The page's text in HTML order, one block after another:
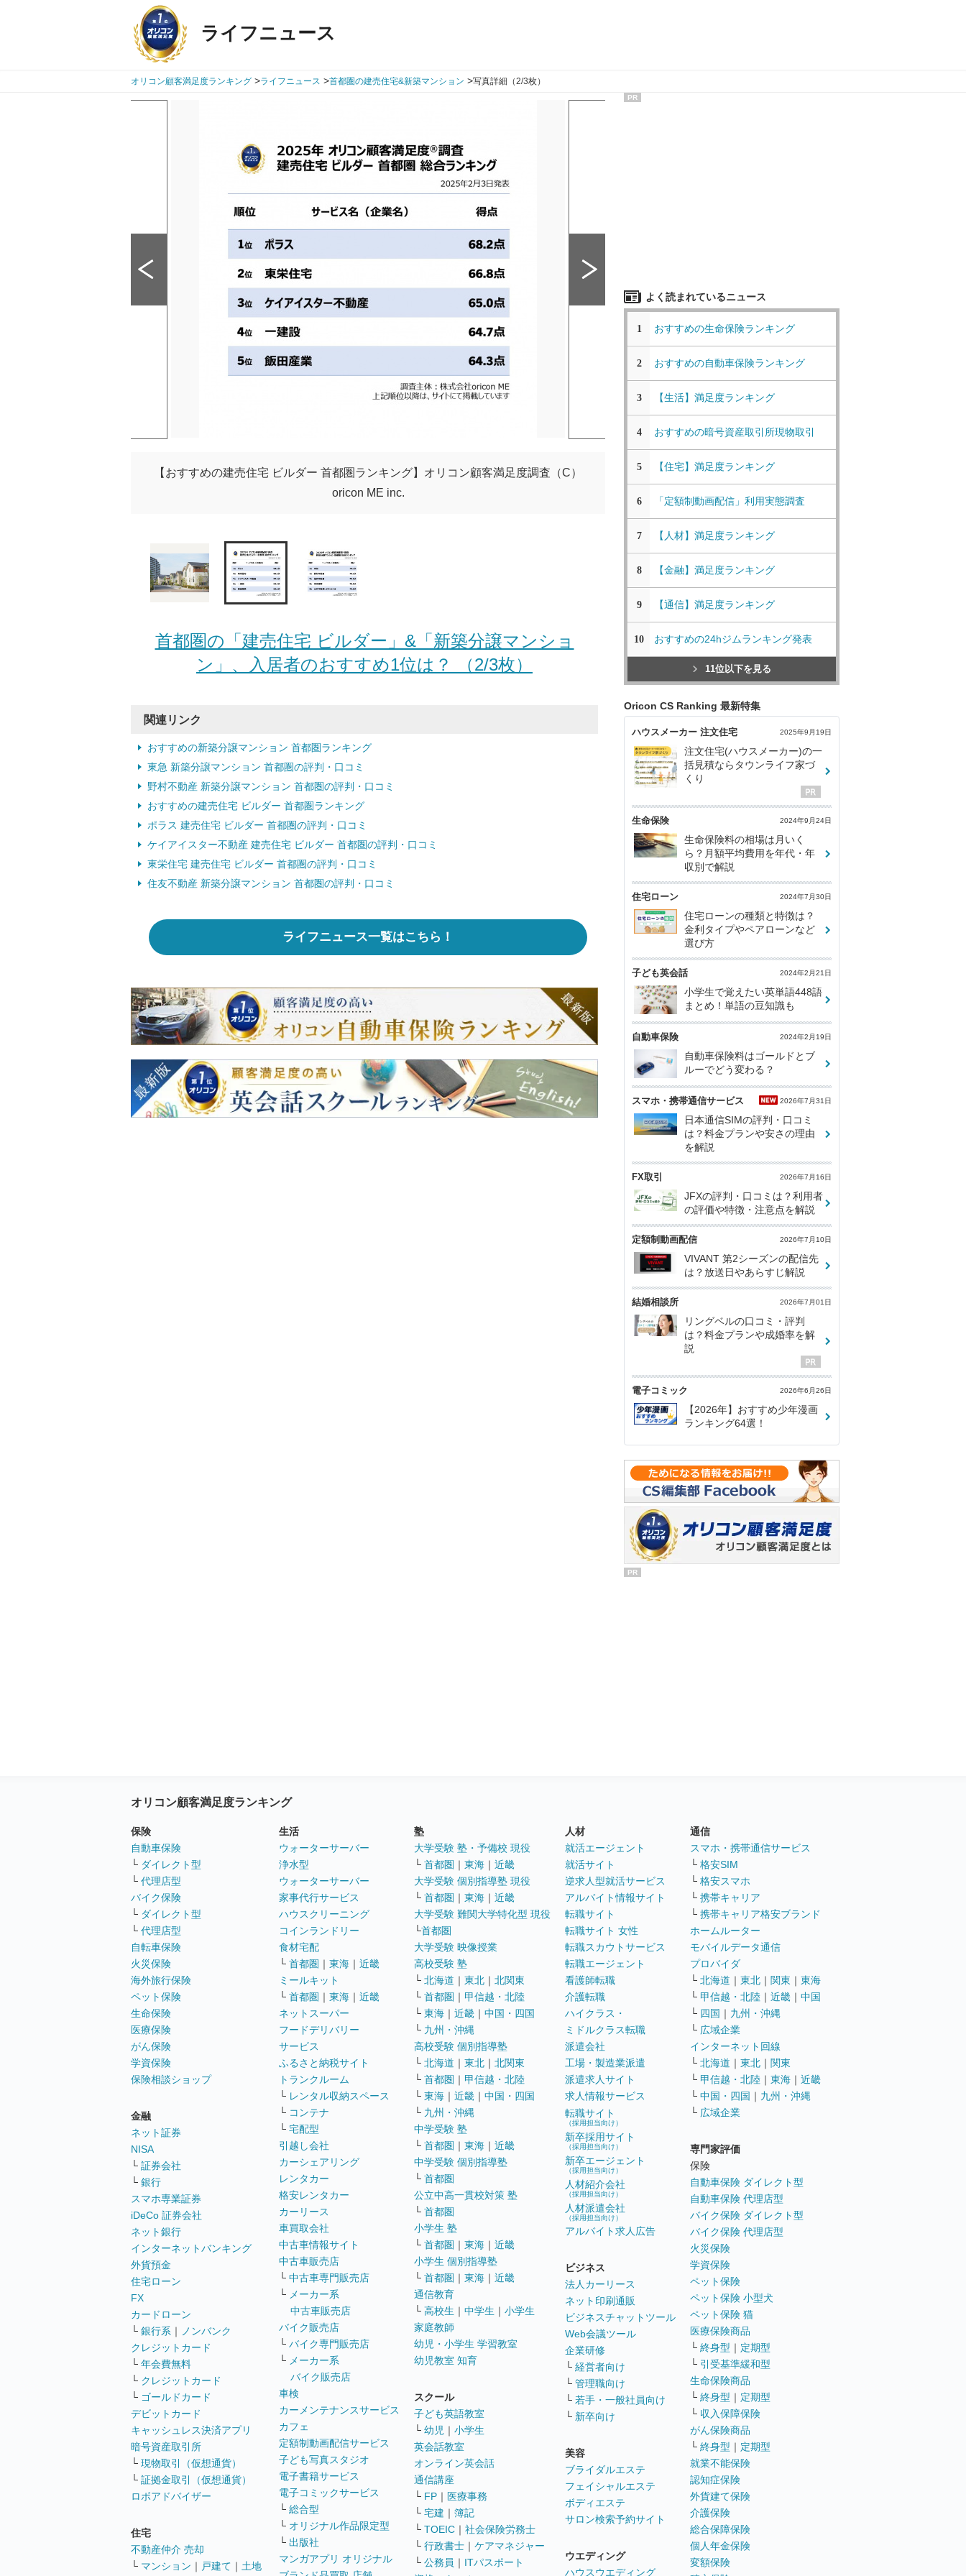
ライフニュース
オリコン顧客満足度ランキング >ライフニュース >首都圏の建売住宅&新築マンション >写真詳細（2/3枚）
【おすすめの建売住宅 ビルダー 首都圏ランキング】オリコン顧客満足度調査（C）
oricon ME inc.
首都圏の「建売住宅 ビルダー」&「新築分譲マンショ
ン」、入居者のおすすめ1位は？ （2/3枚）
関連リンク
おすすめの新築分譲マンション 首都圏ランキング
東急 新築分譲マンション 首都圏の評判・口コミ
野村不動産 新築分譲マンション 首都圏の評判・口コミ
おすすめの建売住宅 ビルダー 首都圏ランキング
ポラス 建売住宅 ビルダー 首都圏の評判・口コミ
ケイアイスター不動産 建売住宅 ビルダー 首都圏の評判・口コミ
東栄住宅 建売住宅 ビルダー 首都圏の評判・口コミ
住友不動産 新築分譲マンション 首都圏の評判・口コミ
ライフニュース一覧はこちら！
PR
よく読まれているニュース
1 おすすめの生命保険ランキング
2 おすすめの自動車保険ランキング
3 【生活】満足度ランキング
4 おすすめの暗号資産取引所現物取引
5 【住宅】満足度ランキング
6 「定額制動画配信」利用実態調査
7 【人材】満足度ランキング
8 【金融】満足度ランキング
9 【通信】満足度ランキング
10 おすすめの24hジムランキング発表
11位以下を見る
Oricon CS Ranking 最新特集
ハウスメーカー 注文住宅 2025年9月19日
注文住宅(ハウスメーカー)の一
括見積ならタウンライフ家づ
くり
生命保険 2024年9月24日
生命保険料の相場は月いく
ら？月額平均費用を年代・年
収別で解説
住宅ローン 2024年7月30日
住宅ローンの種類と特徴は？
金利タイプやペアローンなど
選び方
子ども英会話 2024年2月21日
小学生で覚えたい英単語448語
まとめ！単語の豆知識も
自動車保険 2024年2月19日
自動車保険料はゴールドとブ
ルーでどう変わる？
スマホ・携帯通信サービス 2026年7月31日
日本通信SIMの評判・口コミ
は？料金プランや安さの理由
を解説
FX取引 2026年7月16日
JFXの評判・口コミは？利用者
の評価や特徴・注意点を解説
定額制動画配信 2026年7月10日
VIVANT 第2シーズンの配信先
は？放送日やあらすじ解説
結婚相談所 2026年7月01日
リングベルの口コミ・評判
は？料金プランや成婚率を解
説
電子コミック 2026年6月26日
【2026年】おすすめ少年漫画
ランキング64選！
PR
オリコン顧客満足度ランキング
保険
自動車保険
└ ダイレクト型
└ 代理店型
バイク保険
└ ダイレクト型
└ 代理店型
自転車保険
火災保険
海外旅行保険
ペット保険
生命保険
医療保険
がん保険
学資保険
保険相談ショップ
金融
ネット証券
NISA
└ 証券会社
└ 銀行
スマホ専業証券
iDeCo 証券会社
ネット銀行
インターネットバンキング
外貨預金
住宅ローン
FX
カードローン
└ 銀行系 ｜
ノンバンク
クレジットカード
└ 年会費無料
└ クレジットカード
└ ゴールドカード
デビットカード
キャッシュレス決済アプリ
暗号資産取引所
└ 現物取引（仮想通貨）
└ 証拠金取引（仮想通貨）
ロボアドバイザー
住宅
不動産仲介 売却
└ マンション ｜ 戸建て ｜ 土地
生活
ウォーターサーバー
浄水型
ウォーターサーバー
家事代行サービス
ハウスクリーニング
コインランドリー
食材宅配
└ 首都圏 ｜ 東海 ｜ 近畿
ミールキット
└ 首都圏 ｜ 東海 ｜ 近畿
ネットスーパー
フードデリバリー
サービス
ふるさと納税サイト
トランクルーム
└ レンタル収納スペース
└ コンテナ
└ 宅配型
引越し会社
カーシェアリング
レンタカー
格安レンタカー
カーリース
車買取会社
中古車情報サイト
中古車販売店
└ 中古車専門販売店
└ メーカー系
中古車販売店
バイク販売店
└ バイク専門販売店
└ メーカー系
バイク販売店
車検
カーメンテナンスサービス
カフェ
定額制動画配信サービス
子ども写真スタジオ
電子書籍サービス
電子コミックサービス
└ 総合型
└ オリジナル作品限定型
└ 出版社
マンガアプリ オリジナル
塾
大学受験 塾・予備校 現役
└ 首都圏 ｜ 東海 ｜ 近畿
大学受験 個別指導塾 現役
└ 首都圏 ｜ 東海 ｜ 近畿
大学受験 難関大学特化型 現役
└首都圏
大学受験 映像授業
高校受験 塾
└ 北海道 ｜ 東北 ｜ 北関東
└ 首都圏 ｜ 甲信越・北陸
└ 東海 ｜ 近畿 ｜ 中国・四国
└ 九州・沖縄
高校受験 個別指導塾
└ 北海道 ｜ 東北 ｜ 北関東
└ 首都圏 ｜ 甲信越・北陸
└ 東海 ｜ 近畿 ｜ 中国・四国
└ 九州・沖縄
中学受験 塾
└ 首都圏 ｜ 東海 ｜ 近畿
中学受験 個別指導塾
└ 首都圏
公立中高一貫校対策 塾
└ 首都圏
小学生 塾
└ 首都圏 ｜ 東海 ｜ 近畿
小学生 個別指導塾
└ 首都圏 ｜ 東海 ｜ 近畿
通信教育
└ 高校生 ｜ 中学生 ｜ 小学生
家庭教師
幼児・小学生 学習教室
幼児教室 知育
スクール
子ども英語教室
└ 幼児 ｜ 小学生
英会話教室
オンライン英会話
通信講座
└ FP ｜ 医療事務
└ 宅建 ｜ 簿記
└ TOEIC ｜ 社会保険労務士
└ 行政書士 ｜ ケアマネジャー
└ 公務員 ｜ ITパスポート
人材
就活エージェント
就活サイト
逆求人型就活サービス
アルバイト情報サイト
転職サイト
転職サイト 女性
転職スカウトサービス
転職エージェント
看護師転職
介護転職
ハイクラス・
ミドルクラス転職
派遣会社
工場・製造業派遣
派遣求人サイト
求人情報サービス
転職サイト
（採用担当向け）
新卒採用サイト
（採用担当向け）
新卒エージェント
（採用担当向け）
人材紹介会社
（採用担当向け）
人材派遣会社
（採用担当向け）
アルバイト求人広告
ビジネス
法人カーリース
ネット印刷通販
ビジネスチャットツール
Web会議ツール
企業研修
└ 経営者向け
└ 管理職向け
└ 若手・一般社員向け
└ 新卒向け
美容
ブライダルエステ
フェイシャルエステ
ボディエステ
サロン検索予約サイト
ウエディング
ハウスウエディング
通信
スマホ・携帯通信サービス
└ 格安SIM
└ 格安スマホ
└ 携帯キャリア
└ 携帯キャリア格安ブランド
ホームルーター
モバイルデータ通信
プロバイダ
└ 北海道 ｜ 東北 ｜ 関東 ｜ 東海
└ 甲信越・北陸 ｜ 近畿 ｜ 中国
└ 四国 ｜ 九州・沖縄
└ 広域企業
インターネット回線
└ 北海道 ｜ 東北 ｜ 関東
└ 甲信越・北陸 ｜ 東海 ｜ 近畿
└ 中国・四国 ｜ 九州・沖縄
└ 広域企業
専門家評価
保険
自動車保険 ダイレクト型
自動車保険 代理店型
バイク保険 ダイレクト型
バイク保険 代理店型
火災保険
学資保険
ペット保険
ペット保険 小型犬
ペット保険 猫
医療保険商品
└ 終身型 ｜ 定期型
└ 引受基準緩和型
生命保険商品
└ 終身型 ｜ 定期型
└ 収入保障保険
がん保険商品
└ 終身型 ｜ 定期型
就業不能保険
認知症保険
外貨建て保険
介護保険
総合保障保険
個人年金保険
変額保険